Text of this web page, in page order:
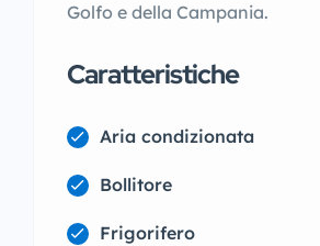
Golfo e della Campania.
Caratteristiche
Aria condizionata
Bollitore
Frigorifero